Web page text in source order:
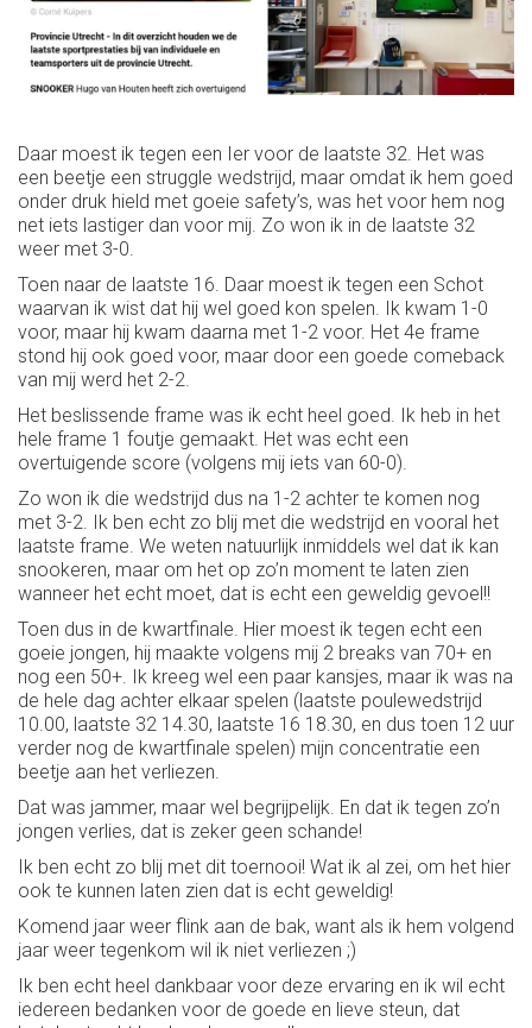
Daar moest ik tegen een Ier voor de laatste 32. Het was
een beetje een struggle wedstrijd, maar omdat ik hem goed
onder druk hield met goeie safety’s, was het voor hem nog
net iets lastiger dan voor mij. Zo won ik in de laatste 32
weer met 3-0.
Toen naar de laatste 16. Daar moest ik tegen een Schot
waarvan ik wist dat hij wel goed kon spelen. Ik kwam 1-0
voor, maar hij kwam daarna met 1-2 voor. Het 4e frame
stond hij ook goed voor, maar door een goede comeback
van mij werd het 2-2.
Het beslissende frame was ik echt heel goed. Ik heb in het
hele frame 1 foutje gemaakt. Het was echt een
overtuigende score (volgens mij iets van 60-0).
Zo won ik die wedstrijd dus na 1-2 achter te komen nog
met 3-2. Ik ben echt zo blij met die wedstrijd en vooral het
laatste frame. We weten natuurlijk inmiddels wel dat ik kan
snookeren, maar om het op zo’n moment te laten zien
wanneer het echt moet, dat is echt een geweldig gevoel!!
Toen dus in de kwartfinale. Hier moest ik tegen echt een
goeie jongen, hij maakte volgens mij 2 breaks van 70+ en
nog een 50+. Ik kreeg wel een paar kansjes, maar ik was na
de hele dag achter elkaar spelen (laatste poulewedstrijd
10.00, laatste 32 14.30, laatste 16 18.30, en dus toen 12 uur
verder nog de kwartfinale spelen) mijn concentratie een
beetje aan het verliezen.
Dat was jammer, maar wel begrijpelijk. En dat ik tegen zo’n
jongen verlies, dat is zeker geen schande!
Ik ben echt zo blij met dit toernooi! Wat ik al zei, om het hier
ook te kunnen laten zien dat is echt geweldig!
Komend jaar weer flink aan de bak, want als ik hem volgend
jaar weer tegenkom wil ik niet verliezen ;)
Ik ben echt heel dankbaar voor deze ervaring en ik wil echt
iedereen bedanken voor de goede en lieve steun, dat